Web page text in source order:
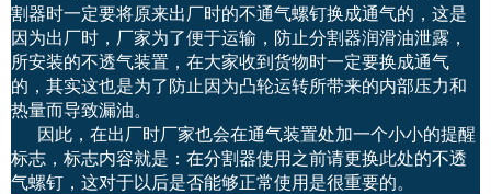
割器时一定要将原来出厂时的不通气螺钉换成通气的，这是
因为出厂时，厂家为了便于运输，防止分割器润滑油泄露，
所安装的不透气装置，在大家收到货物时一定要换成通气
的，其实这也是为了防止因为凸轮运转所带来的内部压力和
热量而导致漏油。
因此，在出厂时厂家也会在通气装置处加一个小小的提醒
标志，标志内容就是：在分割器使用之前请更换此处的不透
气螺钉，这对于以后是否能够正常使用是很重要的。